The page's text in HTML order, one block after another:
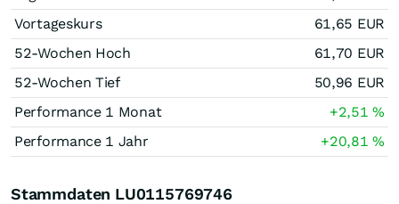
Vortageskurs
61,65 EUR
52-Wochen Hoch
61,70 EUR
52-Wochen Tief
50,96 EUR
Performance 1 Monat
+2,51%
Performance 1 Jahr
+20,81%
Stammdaten LU0115769746